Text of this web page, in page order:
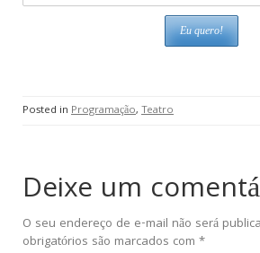
Posted in Programação, Teatro
Deixe um
O seu endereço de e-mail não será
obrigatórios são marcados com *